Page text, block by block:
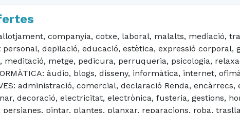
allotjament, companyia, cotxe, laboral, malalts, mediació,
personal, depilació, educació, estètica, expressió
metge, pedicura, perruqueria, psicologia,
àudio, blogs, disseny, informàtica, internet,
administració, comercial, declaració Renda,
decoració, electricitat, electrònica, fusteria, gestions,
pintar, plantes, planxar, reparacions, roba,